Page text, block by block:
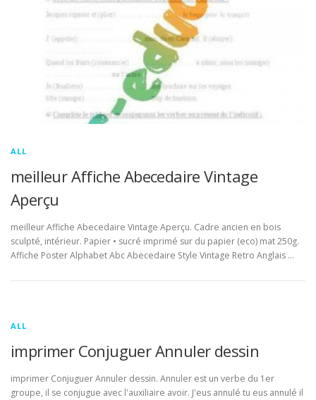
ALL
meilleur Affiche Abecedaire Vintage
Aperçu
meilleur Affiche Abecedaire Vintage Aperçu. Cadre ancien en bois
sculpté, intérieur. Papier • sucré imprimé sur du papier (eco) mat 250g.
Affiche Poster Alphabet Abc Abecedaire Style Vintage Retro Anglais …
ALL
imprimer Conjuguer Annuler dessin
imprimer Conjuguer Annuler dessin. Annuler est un verbe du 1er
groupe, il se conjugue avec l'auxiliaire avoir. J'eus annulé tu eus annulé il